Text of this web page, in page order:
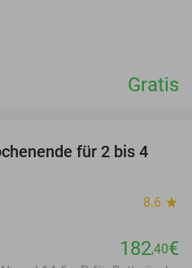
Gratis
für 2 bis 4
8.6 star
182,40€